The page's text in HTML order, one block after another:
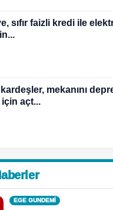
sıfır faizli kredi ile
kardeşler, mekanını
açt...
EGE GUNDEMİ